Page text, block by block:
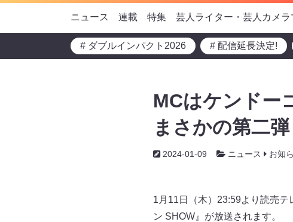
ニュース 連載 特集 芸人ライター・芸人カメラ
# ダブルインパクト2026 # 配信延長決定!
MCはケンドー
まさかの第二
2024-01-09 ニュース お知
1月11日（木）23:59より読売テ
ン SHOW』が放送されます。